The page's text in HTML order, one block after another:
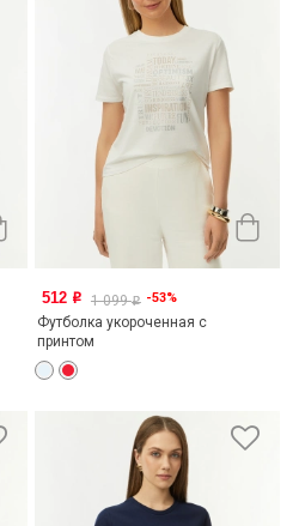
512 o 1 099o -53%
Футболка укороченная с
принтом